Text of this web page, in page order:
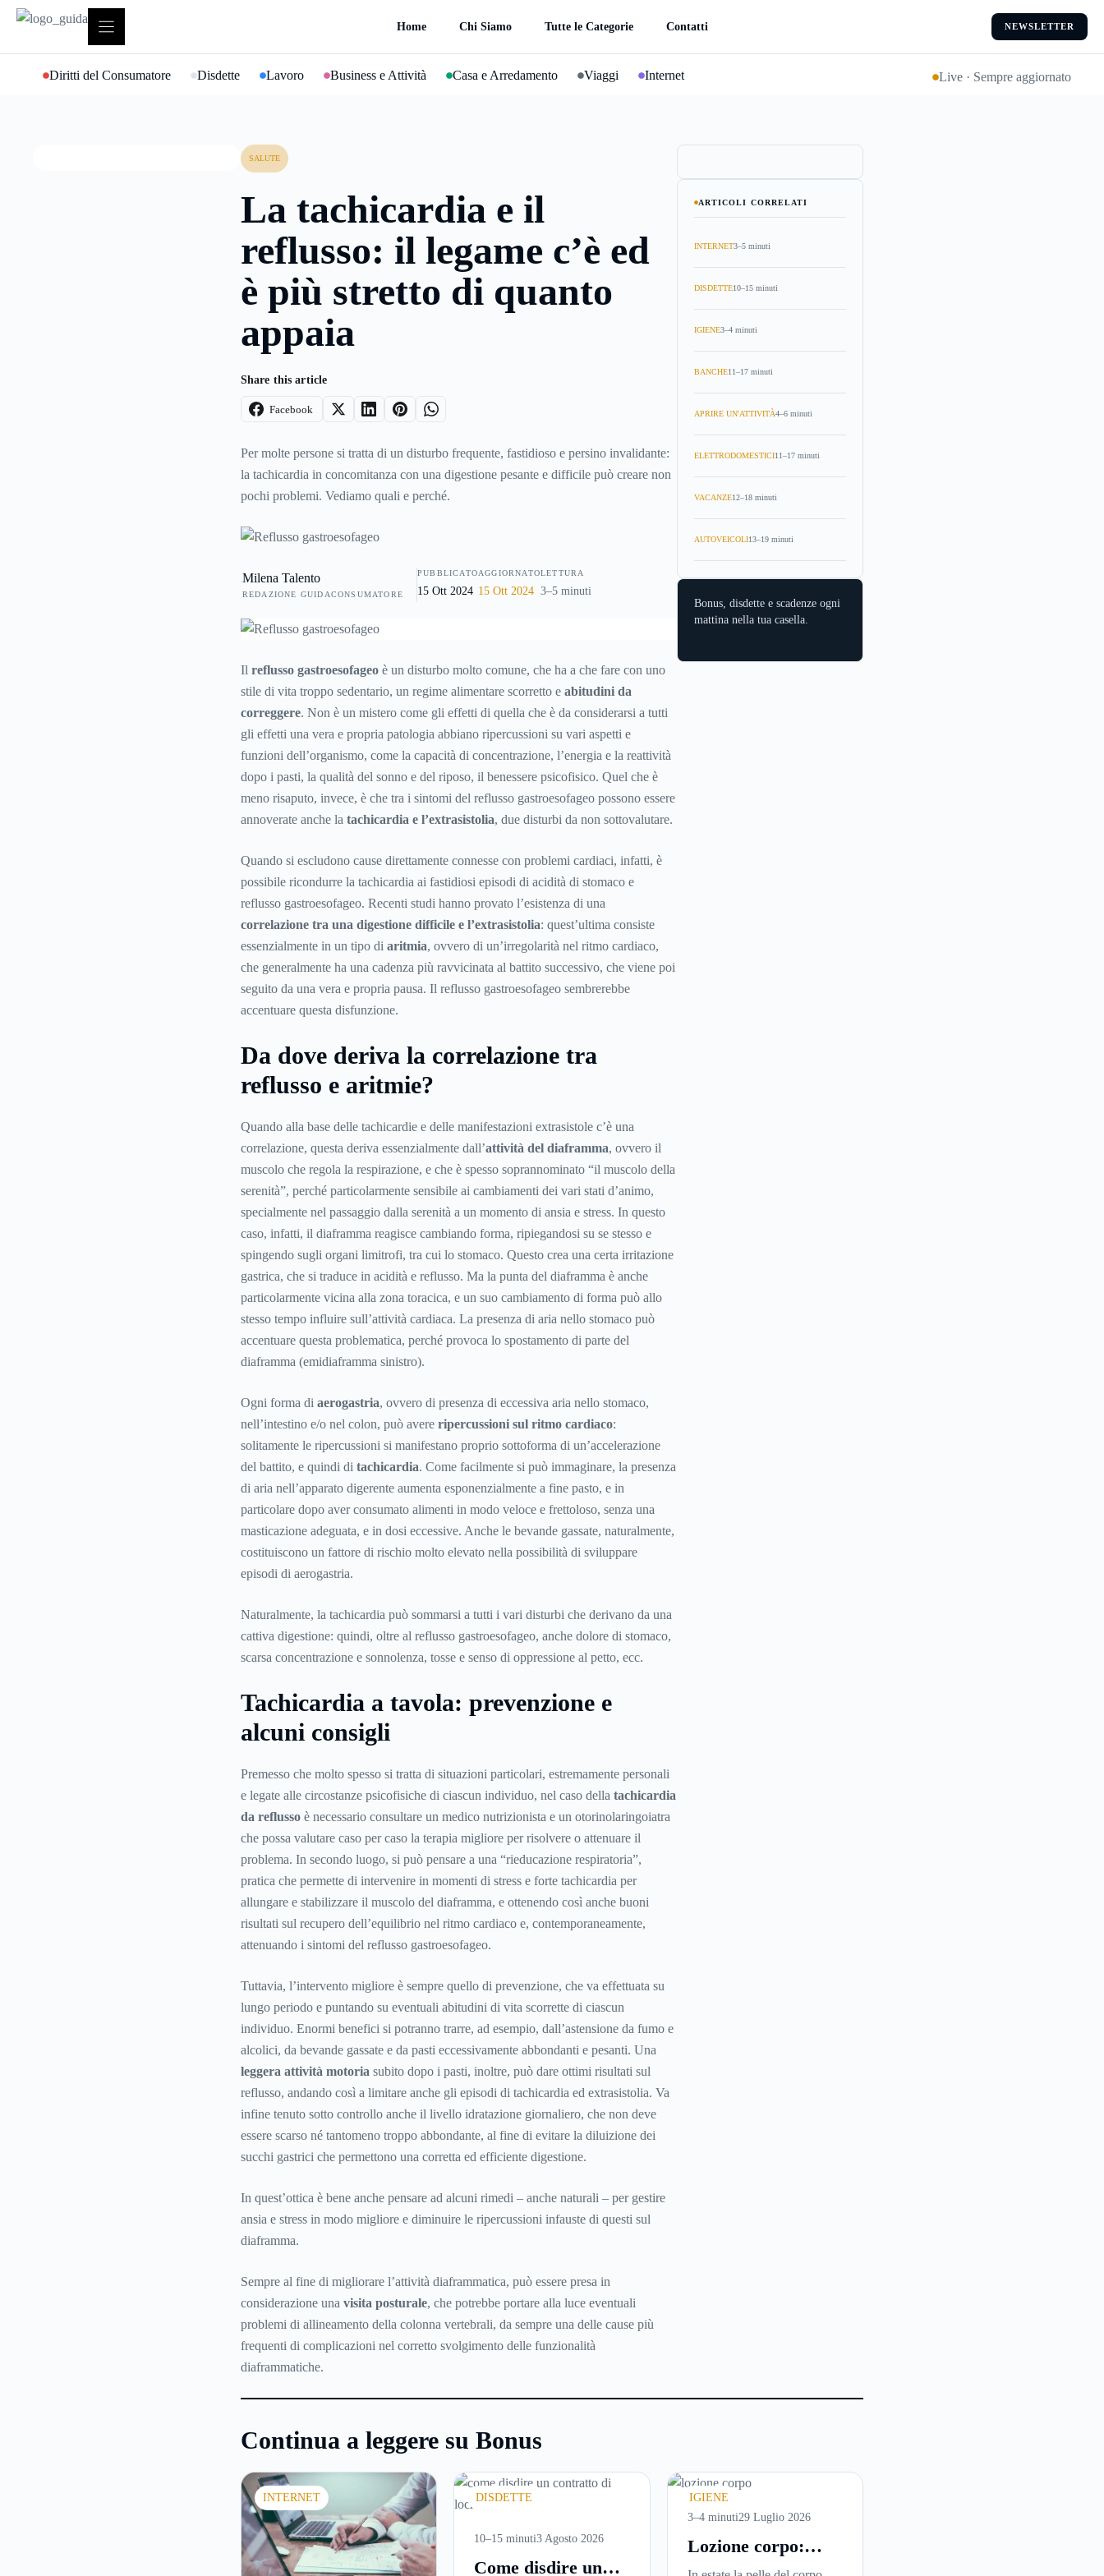
contenuto
Home Chi Siamo Tutte le Categorie Contatti NEWSLETTER
Diritti del Consumatore Disdette Lavoro Business e Attività Casa e Arredamento Viaggi Internet Live · Sempre aggiornato
SALUTE
La tachicardia e il
reflusso: il legame c’è ed
è più stretto di quanto
appaia
Share this article
Facebook
Per molte persone si tratta di un disturbo frequente, fastidioso e persino invalidante:
la tachicardia in concomitanza con una digestione pesante e difficile può creare non
pochi problemi. Vediamo quali e perché.
Milena Talento
REDAZIONE GUIDACONSUMATORE
PUBBLICATO
15 Ott 2024
AGGIORNATO
15 Ott 2024
LETTURA
3–5 minuti
Il reflusso gastroesofageoè un disturbo molto comune, che ha a che fare con uno
stile di vita troppo sedentario, un regime alimentare scorretto e abitudini da
correggere. Non è un mistero come gli effetti di quella che è da considerarsi a tutti
gli effetti una vera e propria patologia abbiano ripercussioni su vari aspetti e
funzioni dell’organismo, come la capacità di concentrazione, l’energia e la reattività
dopo i pasti, la qualità del sonno e del riposo, il benessere psicofisico. Quel che è
meno risaputo, invece, è che tra i sintomi del reflusso gastroesofageo possono essere
annoverate anche la tachicardia e l’extrasistolia, due disturbi da non sottovalutare.
Quando si escludono cause direttamente connesse con problemi cardiaci, infatti, è
possibile ricondurre la tachicardia ai fastidiosi episodi di acidità di stomaco e
reflusso gastroesofageo. Recenti studi hanno provato l’esistenza di una
correlazione tra una digestione difficile e l’extrasistolia: quest’ultima consiste
essenzialmente in un tipo di aritmia, ovvero di un’irregolarità nel ritmo cardiaco,
che generalmente ha una cadenza più ravvicinata al battito successivo, che viene poi
seguito da una vera e propria pausa. Il reflusso gastroesofageo sembrerebbe
accentuare questa disfunzione.
Da dove deriva la correlazione tra
reflusso e aritmie?
Quando alla base delle tachicardie e delle manifestazioni extrasistole c’è una
correlazione, questa deriva essenzialmente dall’attività del diaframma, ovvero il
muscolo che regola la respirazione, e che è spesso soprannominato “il muscolo della
serenità”, perché particolarmente sensibile ai cambiamenti dei vari stati d’animo,
specialmente nel passaggio dalla serenità a un momento di ansia e stress. In questo
caso, infatti, il diaframma reagisce cambiando forma, ripiegandosi su se stesso e
spingendo sugli organi limitrofi, tra cui lo stomaco. Questo crea una certa irritazione
gastrica, che si traduce in acidità e reflusso. Ma la punta del diaframma è anche
particolarmente vicina alla zona toracica, e un suo cambiamento di forma può allo
stesso tempo influire sull’attività cardiaca. La presenza di aria nello stomaco può
accentuare questa problematica, perché provoca lo spostamento di parte del
diaframma (emidiaframma sinistro).
Ogni forma di aerogastria, ovvero di presenza di eccessiva aria nello stomaco,
nell’intestino e/o nel colon, può avere ripercussioni sul ritmo cardiaco:
solitamente le ripercussioni si manifestano proprio sottoforma di un’accelerazione
del battito, e quindi di tachicardia. Come facilmente si può immaginare, la presenza
di aria nell’apparato digerente aumenta esponenzialmente a fine pasto, e in
particolare dopo aver consumato alimenti in modo veloce e frettoloso, senza una
masticazione adeguata, e in dosi eccessive. Anche le bevande gassate, naturalmente,
costituiscono un fattore di rischio molto elevato nella possibilità di sviluppare
episodi di aerogastria.
Naturalmente, la tachicardia può sommarsi a tutti i vari disturbi che derivano da una
cattiva digestione: quindi, oltre al reflusso gastroesofageo, anche dolore di stomaco,
scarsa concentrazione e sonnolenza, tosse e senso di oppressione al petto, ecc.
Tachicardia a tavola: prevenzione e
alcuni consigli
Premesso che molto spesso si tratta di situazioni particolari, estremamente personali
e legate alle circostanze psicofisiche di ciascun individuo, nel caso della tachicardia
da reflussoè necessario consultare un medico nutrizionista e un otorinolaringoiatra
che possa valutare caso per caso la terapia migliore per risolvere o attenuare il
problema. In secondo luogo, si può pensare a una “rieducazione respiratoria”,
pratica che permette di intervenire in momenti di stress e forte tachicardia per
allungare e stabilizzare il muscolo del diaframma, e ottenendo così anche buoni
risultati sul recupero dell’equilibrio nel ritmo cardiaco e, contemporaneamente,
attenuando i sintomi del reflusso gastroesofageo.
Tuttavia, l’intervento migliore è sempre quello di prevenzione, che va effettuata su
lungo periodo e puntando su eventuali abitudini di vita scorrette di ciascun
individuo. Enormi benefici si potranno trarre, ad esempio, dall’astensione da fumo e
alcolici, da bevande gassate e da pasti eccessivamente abbondanti e pesanti. Una
leggera attività motoria subito dopo i pasti, inoltre, può dare ottimi risultati sul
reflusso, andando così a limitare anche gli episodi di tachicardia ed extrasistolia. Va
infine tenuto sotto controllo anche il livello idratazionegiornaliero, che non deve
essere scarso né tantomeno troppo abbondante, al fine di evitare la diluizione dei
succhi gastrici che permettono una corretta ed efficiente digestione.
In quest’ottica è bene anche pensare ad alcuni rimedi – anche naturali – per gestire
ansia e stress in modo migliore e diminuire le ripercussioni infauste di questi sul
diaframma.
Sempre al fine di migliorare l’attività diaframmatica, può essere presa in
considerazione una visita posturale, che potrebbe portare alla luce eventuali
problemi di allineamento della colonna vertebrali, da sempre una delle cause più
frequenti di complicazioni nel corretto svolgimento delle funzionalità
diaframmatiche.
ARTICOLI CORRELATI
INTERNET3–5 minuti
DISDETTE10–15 minuti
IGIENE3–4 minuti
BANCHE11–17 minuti
APRIRE UN'ATTIVITÀ4–6 minuti
ELETTRODOMESTICI11–17 minuti
VACANZE12–18 minuti
AUTOVEICOLI13–19 minuti
Bonus, disdette e scadenze ogni
mattina nella tua casella.
Continua a leggere su Bonus
INTERNET DISDETTE
10–15 minuti3 Agosto 2026
Come disdire un
IGIENE
3–4 minuti29 Luglio 2026
Lozione corpo:
perché è la scelta